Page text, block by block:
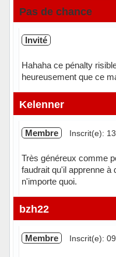
Pas de chance
Invité
Hahaha ce pénalty
heureusement que ce
Kelenner
Membre Inscrit(e):
Très généreux comme
faudrait qu'il apprenne à
n'importe quoi.
Hors ligne
bzh22
Membre Inscrit(e):